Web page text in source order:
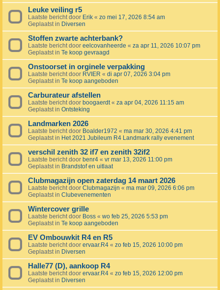
Leuke veiling r5
Laatste bericht door Erik « zo mei 17, 2026 8:54 am
Geplaatst in Diversen
Stoffen zwarte achterbank?
Laatste bericht door eelcovanheerde « za apr 11, 2026 10:07 pm
Geplaatst in Te koop gevraagd
Onstoorset in orginele verpakking
Laatste bericht door RVIER « di apr 07, 2026 3:04 pm
Geplaatst in Te koop aangeboden
Carburateur afstellen
Laatste bericht door boogaerdt« za apr 04, 2026 11:15 am
Geplaatst in Ontsteking
Landmarken 2026
Laatste bericht door Boalder1972 « ma mar 30, 2026 4:41 pm
Geplaatst in Het 2021 Jubileum R4 Landmark rally evenement
verschil zenith 32 if7 en zenith 32if2
Laatste bericht door benr4 « vr mar 13, 2026 11:00 pm
Geplaatst in Brandstof en uitlaat
Clubmagazijn open zaterdag 14 maart 2026
Laatste bericht door Clubmagazijn « ma mar 09, 2026 6:06 pm
Geplaatst in Clubevenementen
Wintercover grille
Laatste bericht door Boss « wo feb 25, 2026 5:53 pm
Geplaatst in Te koop aangeboden
EV Ombouwkit R4 en R5
Laatste bericht door ervaar.R4 « zo feb 15, 2026 10:00 pm
Geplaatst in Diversen
Halle77 (D), aankoop R4
Laatste bericht door ervaar.R4 « zo feb 15, 2026 12:00 pm
Geplaatst in Diversen